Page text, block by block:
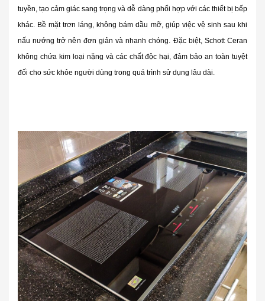
tuyền, tạo cảm giác sang trọng và dễ dàng phối hợp với các thiết bị bếp
khác. Bề mặt trơn láng, không bám dầu mỡ, giúp việc vệ sinh sau khi
nấu nướng trở nên đơn giản và nhanh chóng. Đặc biệt, Schott Ceran
không chứa kim loại nặng và các chất độc hại, đảm bảo an toàn tuyệt
đối cho sức khỏe người dùng trong quá trình sử dụng lâu dài.